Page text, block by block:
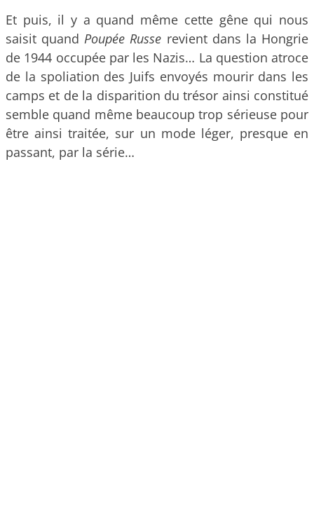
Et puis, il y a quand même cette gêne qui nous
saisit quandPoupée Russe revient dans la Hongrie
de 1944 occupée par les Nazis… La question atroce
de la spoliation des Juifs envoyés mourir dans les
camps et de la disparition du trésor ainsi constitué
semble quand même beaucoup trop sérieuse pour
être ainsi traitée, sur un mode léger, presque en
passant, par la série…